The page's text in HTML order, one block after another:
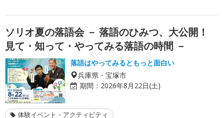
ソリオ夏の落語会 － 落語のひみつ、大公開！
見て・知って・やってみる落語の時間 －
落語はやってみるともっと面白い
兵庫県・宝塚市
期間： 2026年8月22日(土)
体験イベント・アクティビティ